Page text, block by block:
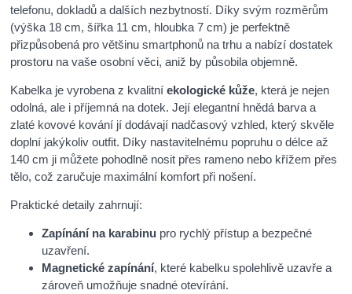
telefonu, dokladů a dalších nezbytností. Díky svým rozměrům
(výška 18 cm, šířka 11 cm, hloubka 7 cm) je perfektně
přizpůsobená pro většinu smartphonů na trhu a nabízí dostatek
prostoru na vaše osobní věci, aniž by působila objemně.
Kabelka je vyrobena z kvalitníekologické kůže, která je nejen
odolná, ale i příjemná na dotek. Její elegantní hnědá barva a
zlaté kovové kování jí dodávají nadčasový vzhled, který skvěle
doplní jakýkoliv outfit. Díky nastavitelnému popruhu o délce až
140 cm ji můžete pohodlně nosit přes rameno nebo křížem přes
tělo, což zaručuje maximální komfort při nošení.
Praktické detaily zahrnují:
Zapínání na karabinu pro rychlý přístup a bezpečné
uzavření.
Magnetické zapínání, které kabelku spolehlivě uzavře a
zároveň umožňuje snadné otevírání.